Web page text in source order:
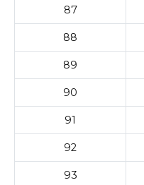
87
88
89
90
91
92
93